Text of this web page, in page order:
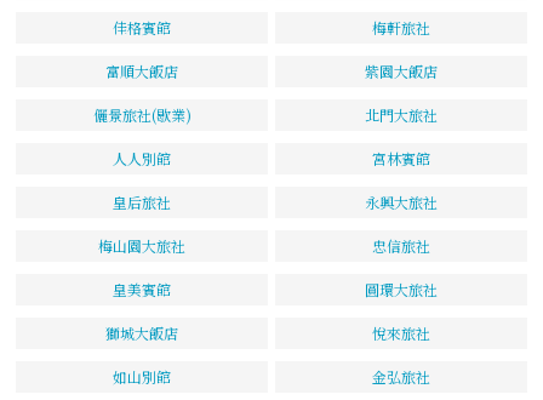
佳格賓館 梅軒旅社
富順大飯店 紫園大飯店
儷景旅社(歇業) 北門大旅社
人人別館 宮林賓館
皇后旅社 永興大旅社
梅山園大旅社 忠信旅社
皇美賓館 圓環大旅社
獅城大飯店 悅來旅社
如山別館 金弘旅社